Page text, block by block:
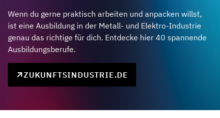
Wenn du gerne praktisch arbeiten und anpacken willst,
ist eine Ausbildung in der Metall- und Elektro-Industrie
genau das richtige für dich. Entdecke hier 40 spannende
Ausbildungsberufe.
ZUKUNFTSINDUSTRIE.DE